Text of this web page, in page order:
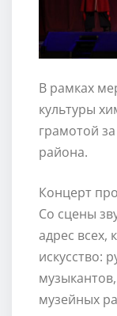
В рамках
культуры
грамотой
района.
Концерт
Со сцены
адрес всех,
искусство:
музейных